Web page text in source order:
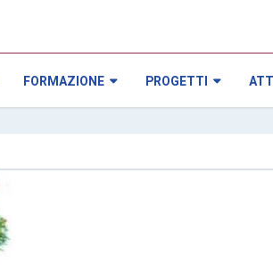
FORMAZIONE PROGETTI